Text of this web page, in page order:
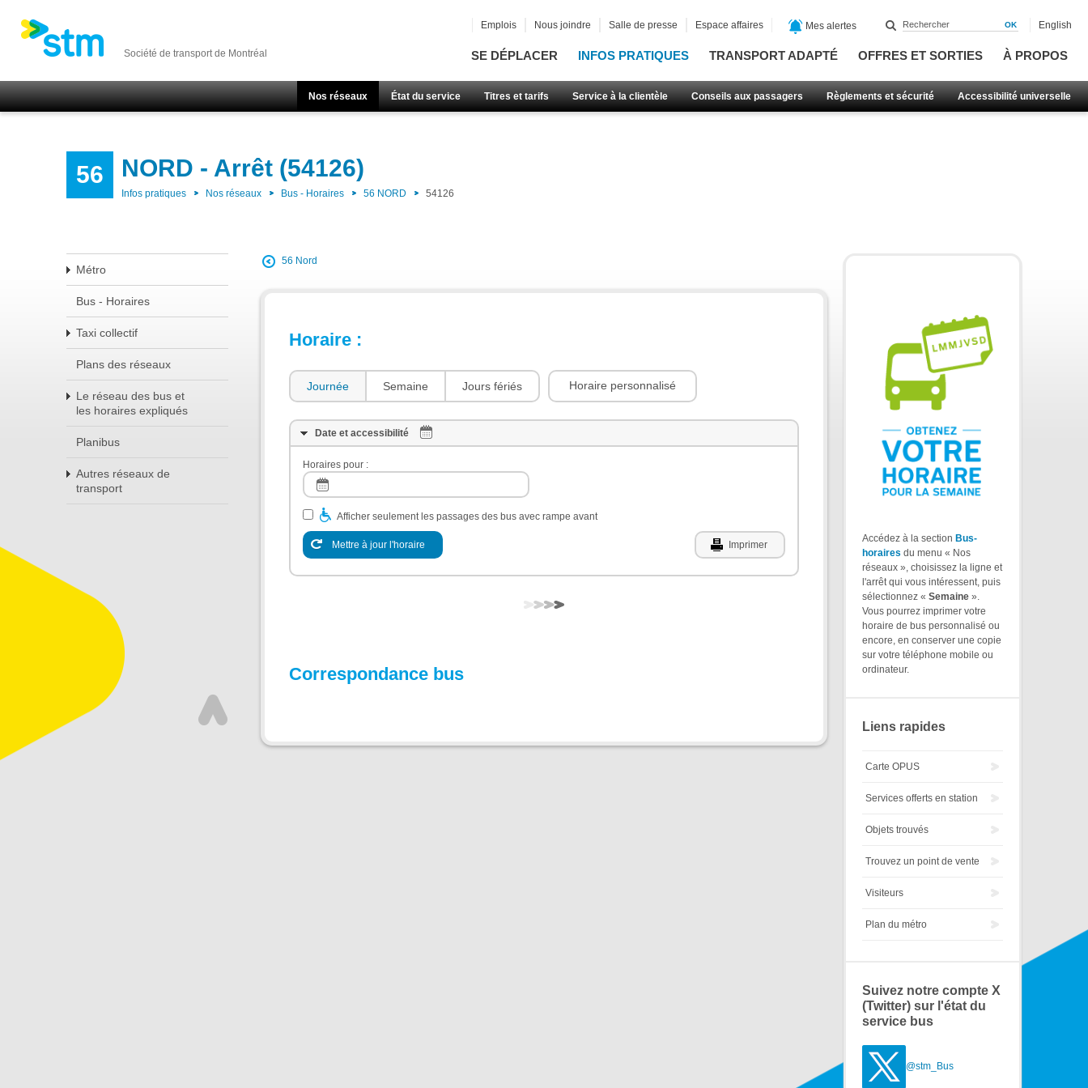
Société de transport de Montréal SE DÉPLACER INFOS PRATIQUES TRANSPORT ADAPTÉ OFFRES ET SORTIES À PROPOS
Nos réseaux État du service Titres et tarifs Service à la clientèle Conseils aux passagers Règlements et sécurité Accessibilité universelle
Emplois Nous joindre Salle de presse Espace affaires Mes alertes English
56 NORD - Arrêt (54126)
Infos pratiques Nos réseaux Bus - Horaires 56 NORD 54126
Métro
Bus - Horaires
Taxi collectif
Plans des réseaux
Le réseau des bus et
les horaires expliqués
Planibus
Autres réseaux de
transport
56 Nord
Horaire :
Journée Semaine Jours fériés Horaire personnalisé
Date et accessibilité
Horaires pour :
Afficher seulement les passages des bus avec rampe avant
Mettre à jour l'horaire Imprimer
Correspondance bus
Accédez à la section Bus-
horaires du menu « Nos
réseaux », choisissez la ligne et
l'arrêt qui vous intéressent, puis
sélectionnez « Semaine ».
Vous pourrez imprimer votre
horaire de bus personnalisé ou
encore, en conserver une copie
sur votre téléphone mobile ou
ordinateur.
Liens rapides
Carte OPUS
Services offerts en station
Objets trouvés
Trouvez un point de vente
Visiteurs
Plan du métro
Suivez notre compte X
(Twitter) sur l'état du
service bus
@stm_Bus